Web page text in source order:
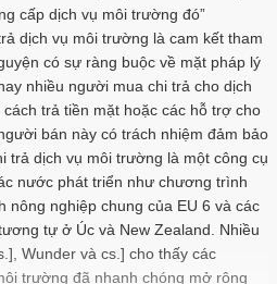
cấp dịch vụ môi trường đó”
dịch vụ môi trường là cam kết tham
có sự ràng buộc về mặt pháp lý
nhiều người mua chi trả cho dịch
trả tiền mặt hoặc các hỗ trợ cho
bán này có trách nhiệm đảm bảo
trả dịch vụ môi trường là một công cụ
nước phát triển như chương trình
nông nghiệp chung của EU 6 và các
tự ở Úc và New Zealand. Nhiều
Wunder và cs.] cho thấy các
trường đã nhanh chóng mở rộng